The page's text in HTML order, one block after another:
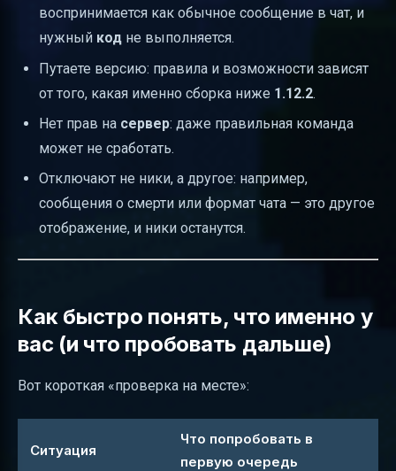
воспринимается как обычное сообщение в чат, и
нужный код не выполняется.
Путаете версию: правила и возможности зависят
от того, какая именно сборка ниже 1.12.2.
Нет прав на сервер: даже правильная команда
может не сработать.
Отключают не ники, а другое: например,
сообщения о смерти или формат чата — это другое
отображение, и ники останутся.
Как быстро понять, что именно у
вас (и что пробовать дальше)
Вот короткая «проверка на месте»:
Ситуация
Что попробовать в
первую очередь